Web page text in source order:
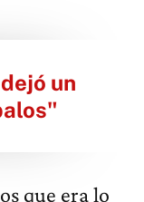
un
que era lo